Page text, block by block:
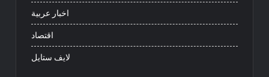
اخبار عربية
اقتصاد
لايف ستايل